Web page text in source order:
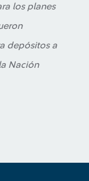
los planes
depósitos a
Nación